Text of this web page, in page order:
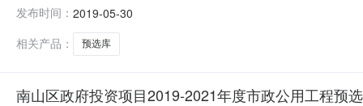
人：李工联系电话：18926454602第1大轮投票表编号
发布时间： 2019-05-30
相关产品：
预选库
南山区政府投资项目2019-2021年度市政公用工程预